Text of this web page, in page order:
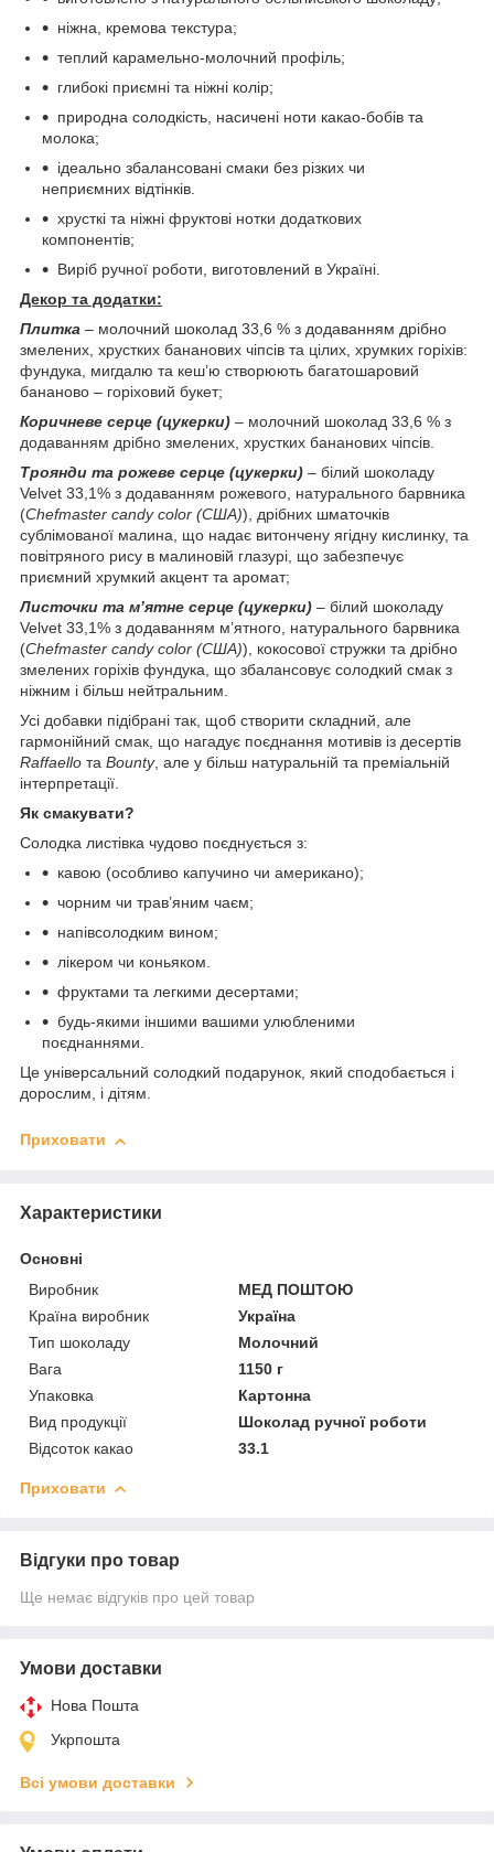
ніжна, кремова текстура;
теплий карамельно-молочний профіль;
глибокі приємні та ніжні колір;
природна солодкість, насичені ноти какао-бобів та
молока;
ідеально збалансовані смаки без різких чи
неприємних відтінків.
хрусткі та ніжні фруктові нотки додаткових
компонентів;
Виріб ручної роботи, виготовлений в Україні.
Декор та додатки:
Плитка – молочний шоколад 33,6 % з додаванням дрібно
змелених, хрустких бананових чіпсів та цілих, хрумких горіхів:
фундука, мигдалю та кеш’ю створюють багатошаровий
бананово – горіховий букет;
Коричневе серце (цукерки) – молочний шоколад 33,6 % з
додаванням дрібно змелених, хрустких бананових чіпсів.
Троянди та рожеве серце (цукерки) – білий шоколаду
Velvet 33,1% з додаванням рожевого, натурального барвника
(Chefmaster candy color (США)), дрібних шматочків
сублімованої малина, що надає витончену ягідну кислинку, та
повітряного рису в малиновій глазурі, що забезпечує
приємний хрумкий акцент та аромат;
Листочки та м’ятне серце (цукерки) – білий шоколаду
Velvet 33,1% з додаванням м’ятного, натурального барвника
(Chefmaster candy color (США)), кокосової стружки та дрібно
змелених горіхів фундука, що збалансовує солодкий смак з
ніжним і більш нейтральним.
Усі добавки підібрані так, щоб створити складний, але
гармонійний смак, що нагадує поєднання мотивів із десертів
Raffaello та Bounty, але у більш натуральній та преміальній
інтерпретації.
Як смакувати?
Солодка листівка чудово поєднується з:
кавою (особливо капучино чи американо);
чорним чи трав’яним чаєм;
напівсолодким вином;
лікером чи коньяком.
фруктами та легкими десертами;
будь-якими іншими вашими улюбленими
поєднаннями.
Це універсальний солодкий подарунок, який сподобається і
дорослим, і дітям.
Приховати
Характеристики
Основні
Виробник
МЕД ПОШТОЮ
Країна виробник
Україна
Тип шоколаду
Молочний
Вага
1150 г
Упаковка
Картонна
Вид продукції
Шоколад ручної роботи
Відсоток какао
33.1
Приховати
Відгуки про товар
Ще немає відгуків про цей товар
Умови доставки
Нова Пошта
Укрпошта
Всі умови доставки